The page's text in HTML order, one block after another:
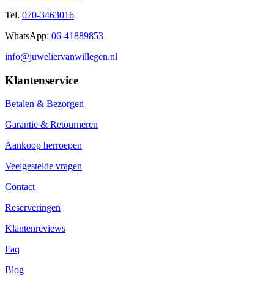
Tel. 070-3463016
WhatsApp: 06-41889853
info@juweliervanwillegen.nl
Klantenservice
Betalen & Bezorgen
Garantie & Retourneren
Aankoop herroepen
Veelgestelde vragen
Contact
Reserveringen
Klantenreviews
Faq
Blog